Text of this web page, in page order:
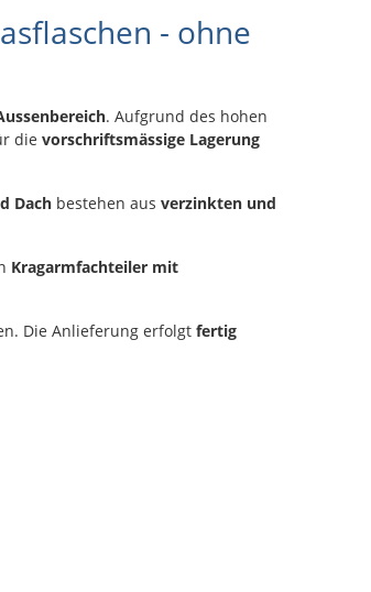
- ohne
. Aufgrund des hohen
die vorschriftsmässige Lagerung
Dach bestehen aus verzinkten und
Kragarmfachteiler mit
Die Anlieferung erfolgt fertig